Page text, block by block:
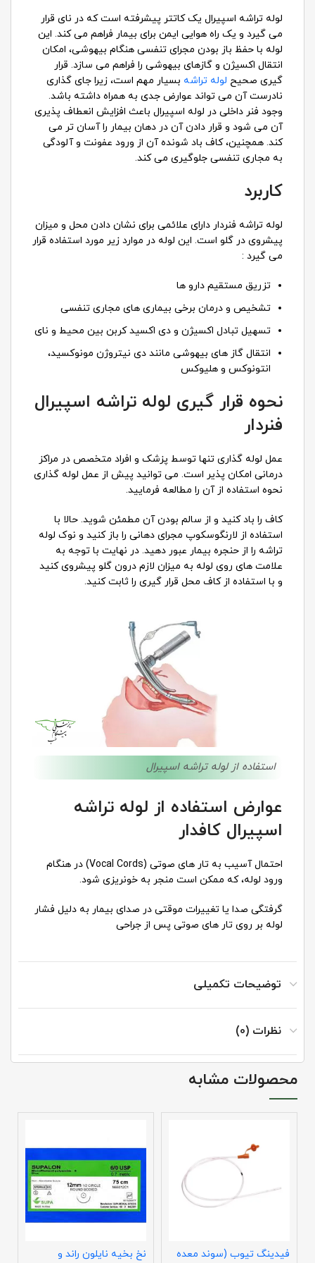
لوله تراشه اسپیرال یک کاتتر پیشرفته است که در نای قرار
می گیرد و یک راه هوایی ایمن برای بیمار فراهم می کند. این
لوله با حفظ باز بودن مجرای تنفسی هنگام بیهوشی، امکان
انتقال اکسیژن و گازهای بیهوشی را فراهم می سازد. قرار
گیری صحیح لوله تراشه بسیار مهم است، زیرا جای‌ گذاری
نادرست آن می تواند عوارض جدی به همراه داشته باشد.
وجود فنر داخلی در لوله اسپیرال باعث افزایش انعطاف ‌پذیری
آن می شود و قرار دادن آن در دهان بیمار را آسان‌ تر می
کند. همچنین، کاف باد شونده آن از ورود عفونت و آلودگی
به مجاری تنفسی جلوگیری می کند.
کاربرد
لوله تراشه فنردار دارای علائمی برای نشان‌ دادن محل و میزان
پیشروی در گلو است. این لوله در موارد زیر مورد استفاده قرار
می گیرد :
تزریق مستقیم دارو ها
تشخیص و درمان برخی بیماری‌ های مجاری تنفسی
تسهیل تبادل اکسیژن و دی اکسید کربن بین محیط و نای
انتقال گاز های بیهوشی مانند دی ‌نیتروژن مونوکسید،
انتونوکس و هلیوکس
نحوه قرار گیری لوله تراشه اسپیرال
فنردار
عمل لوله گذاری تنها توسط پزشک و افراد متخصص در مراکز
درمانی امکان پذیر است. می توانید پیش از عمل لوله گذاری
نحوه استفاده از آن را مطالعه فرمایید.
کاف را باد کنید و از سالم بودن آن مطمئن شوید. حالا با
استفاده از لارنگوسکوپ مجرای دهانی را باز کنید و نوک لوله
تراشه را از حنجره بیمار عبور دهید. در نهایت با توجه به
علامت های روی لوله به میزان لازم درون گلو پیشروی کنید
و با استفاده از کاف محل قرار گیری را ثابت کنید.
استفاده از لوله تراشه اسپیرال
عوارض استفاده از لوله تراشه
اسپیرال کافدار
احتمال آسیب به تار های صوتی (Vocal Cords) در هنگام
ورود لوله، که ممکن است منجر به خونریزی شود.
گرفتگی صدا یا تغییرات موقتی در صدای بیمار به دلیل فشار
لوله بر روی تار های صوتی پس از جراحی
توضیحات تکمیلی
نظرات (0)
محصولات مشابه
فیدینگ تیوب (سوند معده
نخ بخیه نایلون راند و